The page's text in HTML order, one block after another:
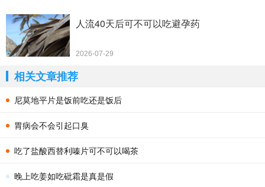
人流40天后可不可以吃避孕药
2026-07-29
相关文章推荐
尼莫地平片是饭前吃还是饭后
胃病会不会引起口臭
吃了盐酸西替利嗪片可不可以喝茶
晚上吃姜如吃砒霜是真是假